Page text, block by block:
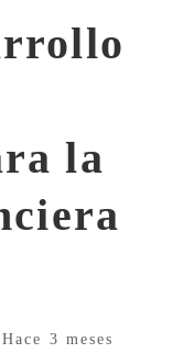
la
Hace 3 meses